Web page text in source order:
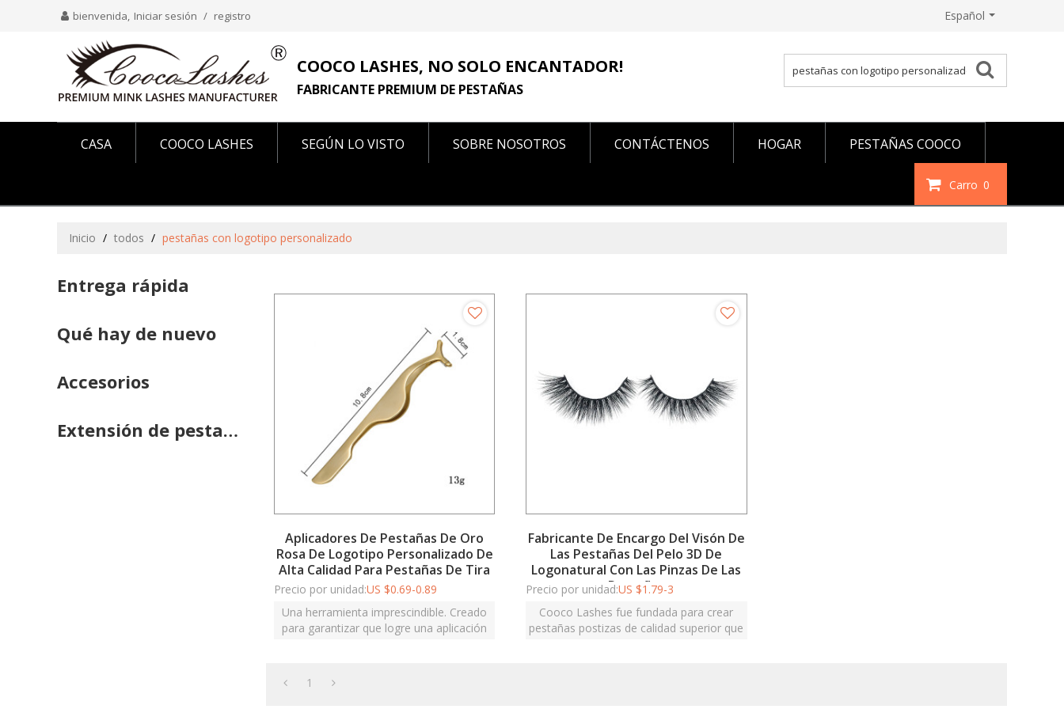
bienvenida, Iniciar sesión / registro Español
COOCO LASHES, NO SOLO ENCANTADOR!
FABRICANTE PREMIUM DE PESTAÑAS
CASA COOCO LASHES SEGÚN LO VISTO SOBRE NOSOTROS CONTÁCTENOS HOGAR PESTAÑAS COOCO
Carro 0
Inicio / todos / pestañas con logotipo personalizado
Entrega rápida
Qué hay de nuevo
Accesorios
Extensión de pestañas
Aplicadores De Pestañas De Oro
Rosa De Logotipo Personalizado De
Alta Calidad Para Pestañas De Tira
Precio por unidad:US $0.69-0.89
Una herramienta imprescindible. Creado
para garantizar que logre una aplicación
Fabricante De Encargo Del Visón De
Las Pestañas Del Pelo 3D De
Logonatural Con Las Pinzas De Las
Pestañas
Precio por unidad:US $1.79-3
Cooco Lashes fue fundada para crear
pestañas postizas de calidad superior que
1